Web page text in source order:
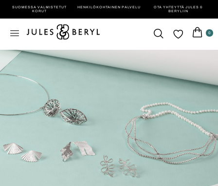
SUOMESSA VALMISTETUT
KORUT
HENKILÖ­KOHTAINEN PALVELU
OTA YHTEYTTÄ JULES &
BERYLIIN
0